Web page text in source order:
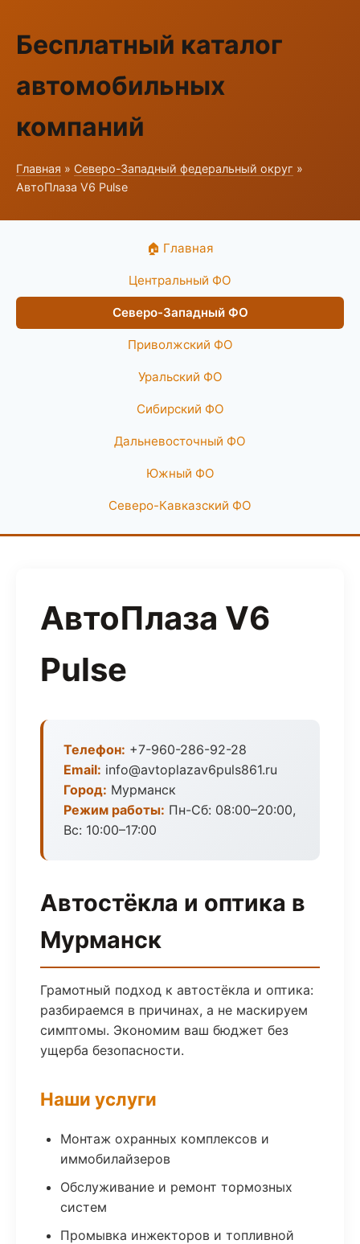
Бесплатный каталог
автомобильных
компаний
Главная » Северо-Западный федеральный округ »
АвтоПлаза V6 Pulse
🏠 Главная
Центральный ФО
Северо-Западный ФО
Приволжский ФО
Уральский ФО
Сибирский ФО
Дальневосточный ФО
Южный ФО
Северо-Кавказский ФО
АвтоПлаза V6
Pulse
Телефон: +7-960-286-92-28
Email: info@avtoplazav6puls861.ru
Город: Мурманск
Режим работы: Пн-Сб: 08:00–20:00,
Вс: 10:00–17:00
Автостёкла и оптика в
Мурманск
Грамотный подход к автостёкла и оптика:
разбираемся в причинах, а не маскируем
симптомы. Экономим ваш бюджет без
ущерба безопасности.
Наши услуги
Монтаж охранных комплексов и
иммобилайзеров
Обслуживание и ремонт тормозных
систем
Промывка инжекторов и топливной